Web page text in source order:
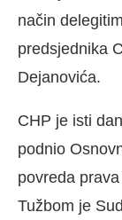
način
predsjednika
Dejanovića.
CHP je isti
podnio
povreda
Tužbom je